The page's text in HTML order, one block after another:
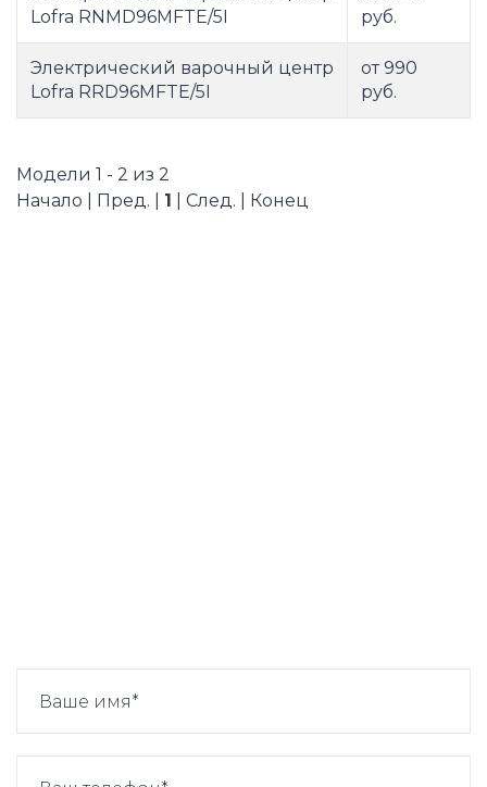
Lofra RNMD96MFTE/5I
руб.
Электрический варочный центр
Lofra RRD96MFTE/5I
от 990
руб.
Модели 1 - 2 из 2
Начало | Пред. | 1 | След. | Конец